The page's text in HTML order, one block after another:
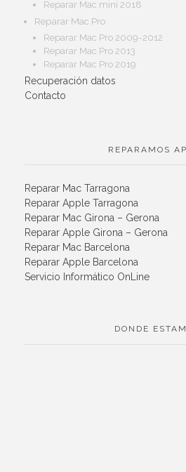
Reparar Mac mini 2018
Reparar Mac Pro
Reparar Mac Pro 2009-2012
Reparar Mac Pro 2013
Reparar Mac Pro 2019
Recuperación datos
Contacto
REPARAMOS
Reparar Mac Tarragona
Reparar Apple Tarragona
Reparar Mac Girona – Gerona
Reparar Apple Girona – Gerona
Reparar Mac Barcelona
Reparar Apple Barcelona
Servicio Informático OnLine
DONDE